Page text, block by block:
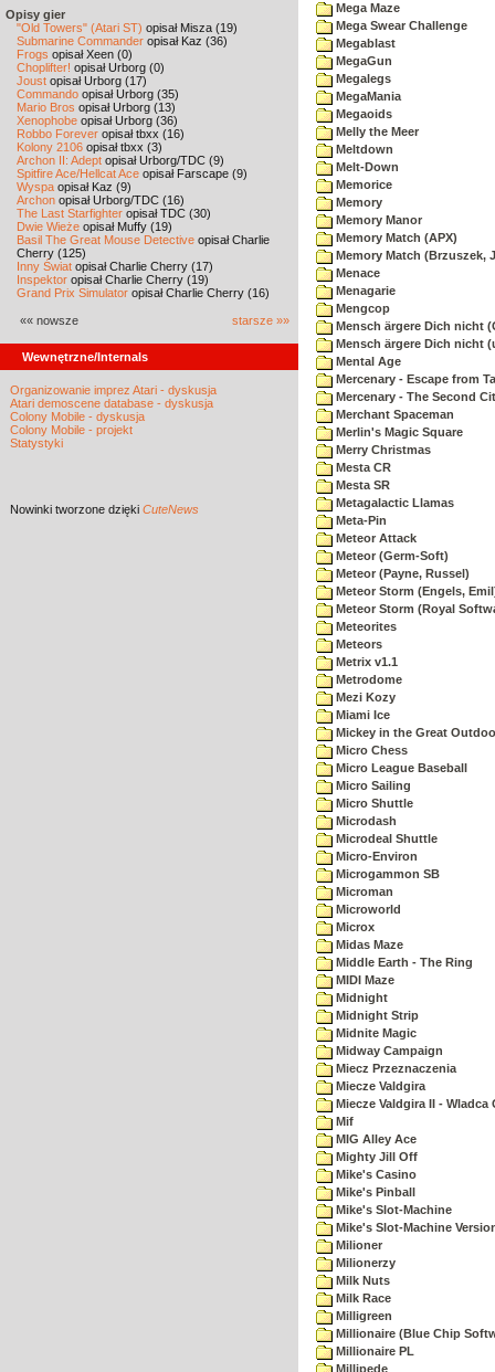
Opisy gier
"Old Towers" (Atari ST) opisał Misza (19)
Submarine Commander opisał Kaz (36)
Frogs opisał Xeen (0)
Choplifter! opisał Urborg (0)
Joust opisał Urborg (17)
Commando opisał Urborg (35)
Mario Bros opisał Urborg (13)
Xenophobe opisał Urborg (36)
Robbo Forever opisał tbxx (16)
Kolony 2106 opisał tbxx (3)
Archon II: Adept opisał Urborg/TDC (9)
Spitfire Ace/Hellcat Ace opisał Farscape (9)
Wyspa opisał Kaz (9)
Archon opisał Urborg/TDC (16)
The Last Starfighter opisał TDC (30)
Dwie Wieże opisał Muffy (19)
Basil The Great Mouse Detective opisał Charlie
Cherry (125)
Inny Świat opisał Charlie Cherry (17)
Inspektor opisał Charlie Cherry (19)
Grand Prix Simulator opisał Charlie Cherry (16)
«« nowsze starsze »»
Wewnętrzne/Internals
Organizowanie imprez Atari - dyskusja
Atari demoscene database - dyskusja
Colony Mobile - dyskusja
Colony Mobile - projekt
Statystyki
Nowinki tworzone dzięki CuteNews
Mega Maze
Mega Swear Challenge
Megablast
MegaGun
Megalegs
MegaMania
Megaoids
Melly the Meer
Meltdown
Melt-Down
Memorice
Memory
Memory Manor
Memory Match (APX)
Memory Match (Brzuszek,
Menace
Menagarie
Mengcop
Mensch ärgere Dich nicht
Mensch ärgere Dich nicht
Mental Age
Mercenary - Escape from
Mercenary - The Second
Merchant Spaceman
Merlin's Magic Square
Merry Christmas
Mesta CR
Mesta SR
Metagalactic Llamas
Meta-Pin
Meteor Attack
Meteor (Germ-Soft)
Meteor (Payne, Russel)
Meteor Storm (Engels,
Meteor Storm (Royal
Meteorites
Meteors
Metrix v1.1
Metrodome
Mezi Kozy
Miami Ice
Mickey in the Great
Micro Chess
Micro League Baseball
Micro Sailing
Micro Shuttle
Microdash
Microdeal Shuttle
Micro-Environ
Microgammon SB
Microman
Microworld
Microx
Midas Maze
Middle Earth - The Ring
MIDI Maze
Midnight
Midnight Strip
Midnite Magic
Midway Campaign
Miecz Przeznaczenia
Miecze Valdgira
Miecze Valdgira II - Wladca
Mif
MIG Alley Ace
Mighty Jill Off
Mike's Casino
Mike's Pinball
Mike's Slot-Machine
Mike's Slot-Machine
Milioner
Milionerzy
Milk Nuts
Milk Race
Milligreen
Millionaire (Blue Chip
Millionaire PL
Millipede